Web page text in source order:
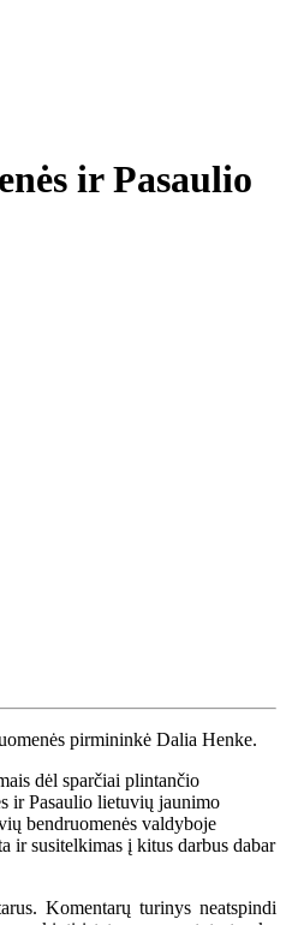
ir Pasaulio
pirmininkė Dalia Henke.
dėl sparčiai plintančio
ir Pasaulio lietuvių jaunimo
bendruomenės valdyboje
ir susitelkimas į kitus darbus dabar
Komentarų turinys neatspindi